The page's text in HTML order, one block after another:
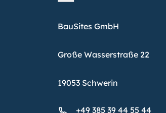
BauSites GmbH
Große Wasserstraße 22
19053 Schwerin
+49 385 39 44 55 44